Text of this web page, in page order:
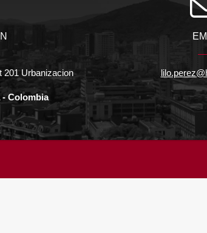
201 Urbanizacion
- Colombia